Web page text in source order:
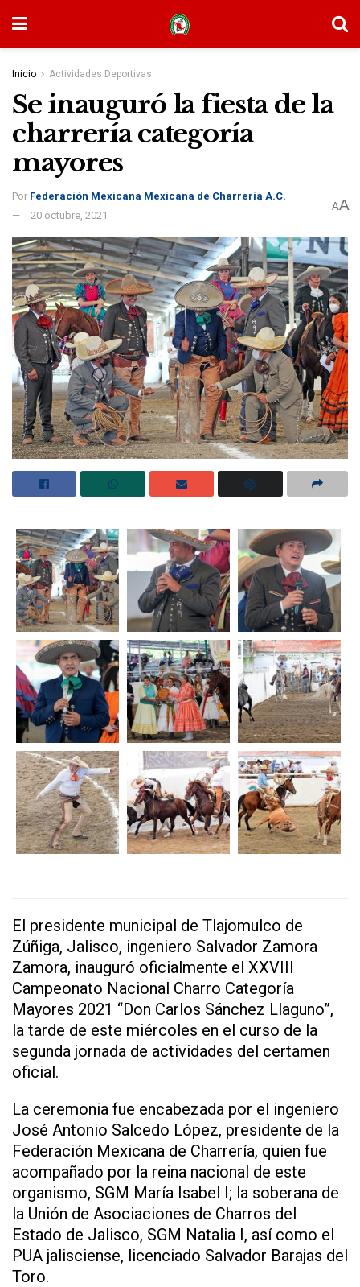
Inicio Actividades Deportivas
Se inauguró la fiesta de la
charrería categoría
mayores
Por Federación Mexicana Mexicana de Charrería A.C.
20 octubre, 2021
AA
El presidente municipal de Tlajomulco de
Zúñiga, Jalisco, ingeniero Salvador Zamora
Zamora, inauguró oficialmente el XXVIII
Campeonato Nacional Charro Categoría
Mayores 2021 “Don Carlos Sánchez Llaguno”,
la tarde de este miércoles en el curso de la
segunda jornada de actividades del certamen
oficial.
La ceremonia fue encabezada por el ingeniero
José Antonio Salcedo López, presidente de la
Federación Mexicana de Charrería, quien fue
acompañado por la reina nacional de este
organismo, SGM María Isabel I; la soberana de
la Unión de Asociaciones de Charros del
Estado de Jalisco, SGM Natalia I, así como el
PUA jalisciense, licenciado Salvador Barajas del
Toro.